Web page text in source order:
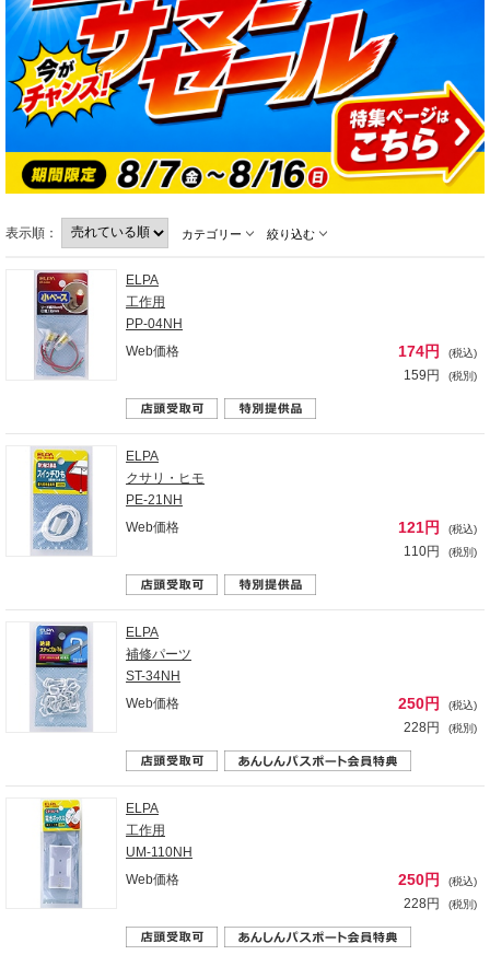
表示順： カテゴリー 絞り込む
ELPA
工作用
PP-04NH
Web価格
174円 (税込)
159円 (税別)
ELPA
クサリ・ヒモ
PE-21NH
Web価格
121円 (税込)
110円 (税別)
ELPA
補修パーツ
ST-34NH
Web価格
250円 (税込)
228円 (税別)
ELPA
工作用
UM-110NH
Web価格
250円 (税込)
228円 (税別)